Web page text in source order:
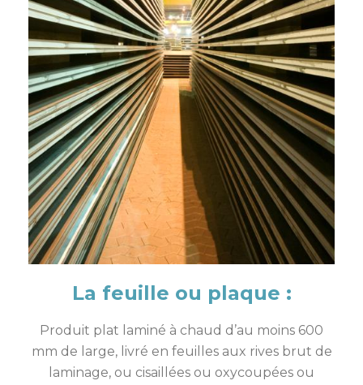
La feuille ou plaque :
Produit plat laminé à chaud d’au moins 600
mm de large, livré en feuilles aux rives brut de
laminage, ou cisaillées ou oxycoupées ou